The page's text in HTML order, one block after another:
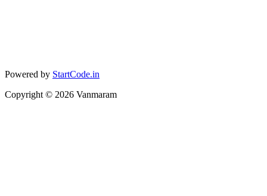
Powered by StartCode.in
Copyright © 2026 Vanmaram